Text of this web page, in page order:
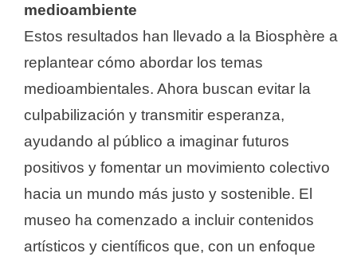
medioambiente
Estos resultados han llevado a la Biosphère a
replantear cómo abordar los temas
medioambientales. Ahora buscan evitar la
culpabilización y transmitir esperanza,
ayudando al público a imaginar futuros
positivos y fomentar un movimiento colectivo
hacia un mundo más justo y sostenible. El
museo ha comenzado a incluir contenidos
artísticos y científicos que, con un enfoque